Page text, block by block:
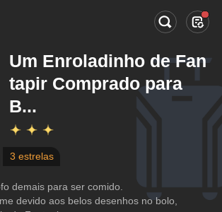
Um Enroladinho de Fan
tapir Comprado para
B...
3 estrelas
demais para ser comido.
devido aos belos desenhos no bolo,